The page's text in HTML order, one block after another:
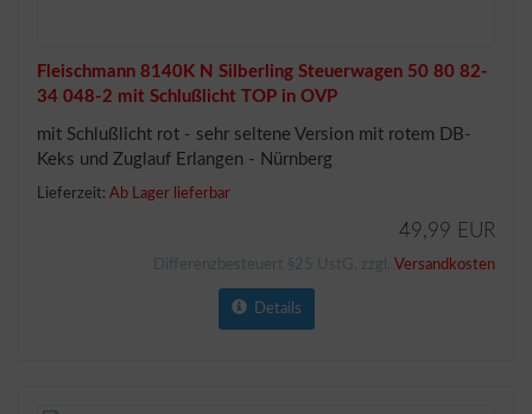
Fleischmann 8140K N Silberling Steuerwagen 50 80 82-
34 048-2 mit Schlußlicht TOP in OVP
mit Schlußlicht rot - sehr seltene Version mit rotem DB-
Keks und Zuglauf Erlangen - Nürnberg
Lieferzeit: Ab Lager lieferbar
49,99 EUR
Versandkosten
Details